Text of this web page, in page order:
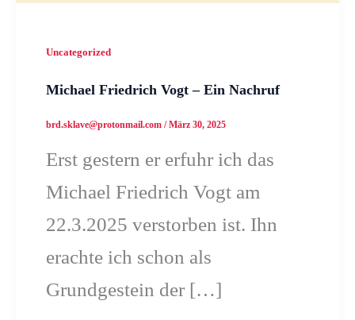
Uncategorized
Michael Friedrich Vogt – Ein Nachruf
brd.sklave@protonmail.com /März 30, 2025
Erst gestern er erfuhr ich das
Michael Friedrich Vogt am
22.3.2025 verstorben ist. Ihn
erachte ich schon als
Grundgestein der […]